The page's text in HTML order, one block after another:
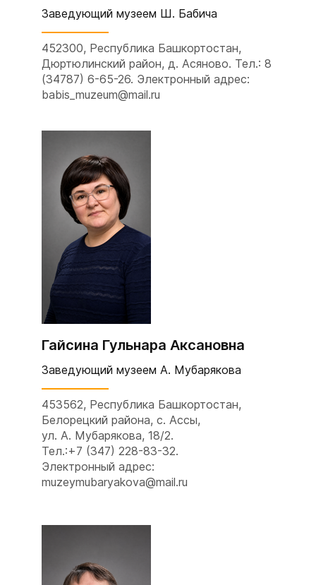
Заведующий музеем Ш. Бабича
452300, Республика Башкортостан,
Дюртюлинский район, д. Асяново. Тел.: 8
(34787) 6-65-26. Электронный адрес:
babis_muzeum@mail.ru
Гайсина Гульнара Аксановна
Заведующий музеем А. Мубарякова
453562, Республика Башкортостан,
Белорецкий района, с. Ассы,
ул. А. Мубарякова, 18/2.
Тел.:+7 (347) 228-83-32.
Электронный адрес:
muzeymubaryakova@mail.ru